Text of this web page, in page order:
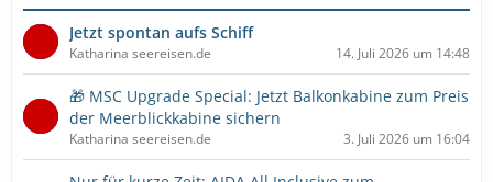
Jetzt spontan aufs Schiff
Katharina seereisen.de 14. Juli 2026 um 14:48
🎁 MSC Upgrade Special: Jetzt Balkonkabine zum Preis
der Meerblickkabine sichern
Katharina seereisen.de 3. Juli 2026 um 16:04